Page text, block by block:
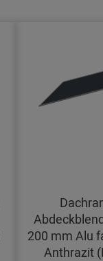
200 mm Alu
Anthrazit